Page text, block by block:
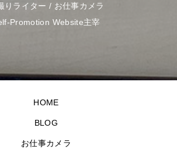
りライター / お仕事カメラ
Promotion Website主宰
HOME
BLOG
お仕事カメラ